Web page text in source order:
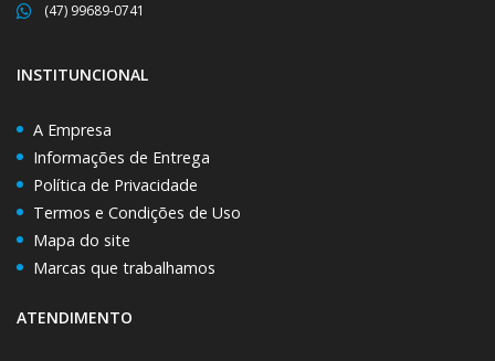
(47) 99689-0741
INSTITUNCIONAL
A Empresa
Informações de Entrega
Política de Privacidade
Termos e Condições de Uso
Mapa do site
Marcas que trabalhamos
ATENDIMENTO